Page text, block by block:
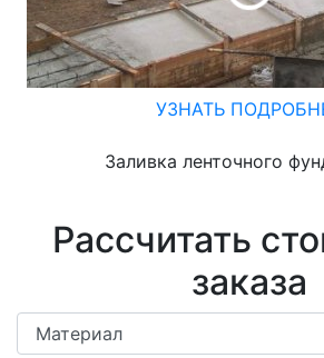
УЗНАТЬ
Заливка ленточного
Рассчитать
заказа